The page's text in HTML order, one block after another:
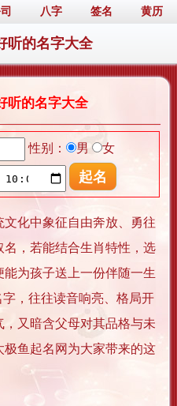
八字 签名 黄历
听的名字大全
听的名字大全
性别： 男 女
文化中象征自由奔放、勇往
，若能结合生肖特性，选
为孩子送上一份伴随一生
，往往读音响亮、格局开
又暗含父母对其品格与未
鱼起名网为大家带来的这